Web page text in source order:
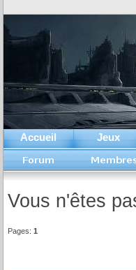
Accueil Jeux
Vous n'êtes
Pages: 1